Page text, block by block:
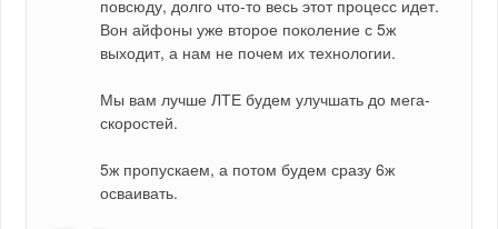
повсюду, долго что-то весь этот процесс идет.
Вон айфоны уже второе поколение с 5ж
выходит, а нам не почем их технологии.
Мы вам лучше ЛТЕ будем улучшать до мега-
скоростей.
5ж пропускаем, а потом будем сразу 6ж
осваивать.